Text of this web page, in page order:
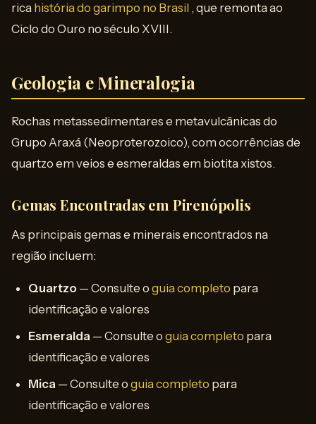
rica história do garimpo no Brasil , que remonta ao
Ciclo do Ouro no século XVIII.
Geologia e Mineralogia
Rochas metassedimentares e metavulcânicas do
Grupo Araxá (Neoproterozoico), com ocorrências de
quartzo em veios e esmeraldas em biotita xistos.
Gemas Encontradas em Pirenópolis
As principais gemas e minerais encontrados na
região incluem:
Quartzo — Consulte o guia completo para
identificação e valores
Esmeralda — Consulte o guia completo para
identificação e valores
Mica — Consulte o guia completo para
identificação e valores